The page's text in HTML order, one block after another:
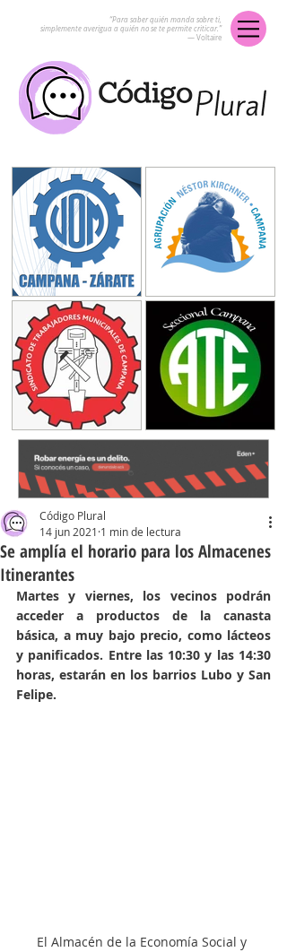
“Para saber quién manda sobre ti,
simplemente averigua a quién no se te permite criticar.”
― Voltaire
Se amplía el horario para los Almacenes
Itinerantes
Código Plural
14 jun 2021 1 min de lectura
Martes y viernes, los vecinos podrán
acceder a productos de la canasta
básica, a muy bajo precio, como lácteos
y panificados. Entre las 10:30 y las 14:30
horas, estarán en los barrios Lubo y San
Felipe.
El Almacén de la Economía Social y